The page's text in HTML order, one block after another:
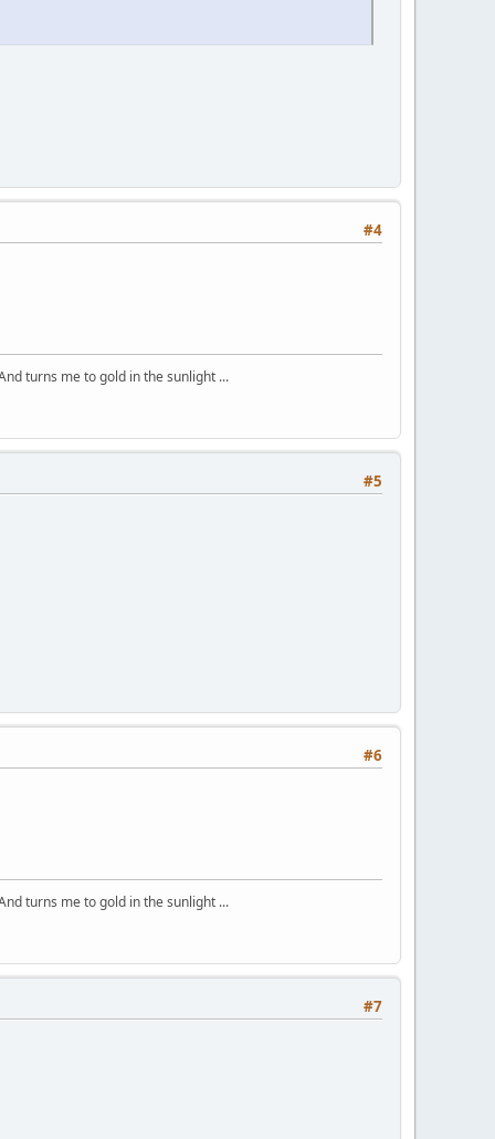
#4
turns me to gold in the sunlight ...
#5
#6
turns me to gold in the sunlight ...
#7